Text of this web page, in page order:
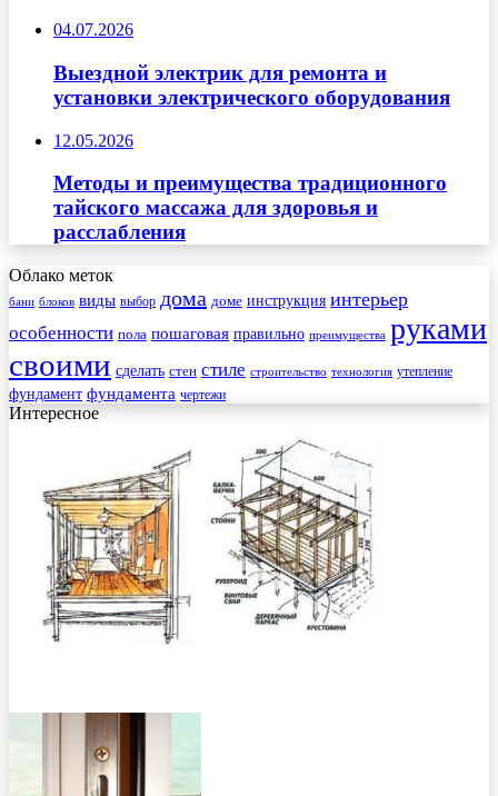
04.07.2026
Выездной электрик для ремонта и
установки электрического оборудования
12.05.2026
Методы и преимущества традиционного
тайского массажа для здоровья и
расслабления
Облако меток
бани блоков виды выбор дома доме инструкция интерьер
особенности пола пошаговая правильно преимущества руками
своими сделать стен стиле строительство технология утепление
фундамент фундамента чертежи
Интересное